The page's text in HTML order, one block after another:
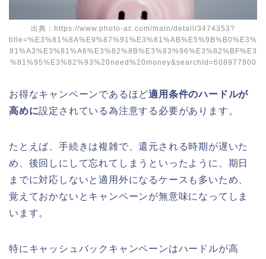
出典：https://www.photo-ac.com/main/detail/3474353?
title=%E3%81%8A%E9%87%91%E3%81%AB%E5%9B%B0%E3%
81%A3%E3%81%A6%E3%82%8B%E3%83%96%E3%82%BF%E3
%81%95%E3%82%93%20need%20money&searchId=608977900
お得なキャンペーンであるほど適用条件のハードルが
高めに設定されている為注意する必要があります 。
たとえば、手続きは複雑で、還元される時期が遅いた
め、後回しにして忘れてしまうといったように、期日
までに対応しないと適用外になるケースも多いため、
覚えておかないとキャンペーンが無意味になってしま
います。
特にキャッシュバックキャンペーンはハードルが高